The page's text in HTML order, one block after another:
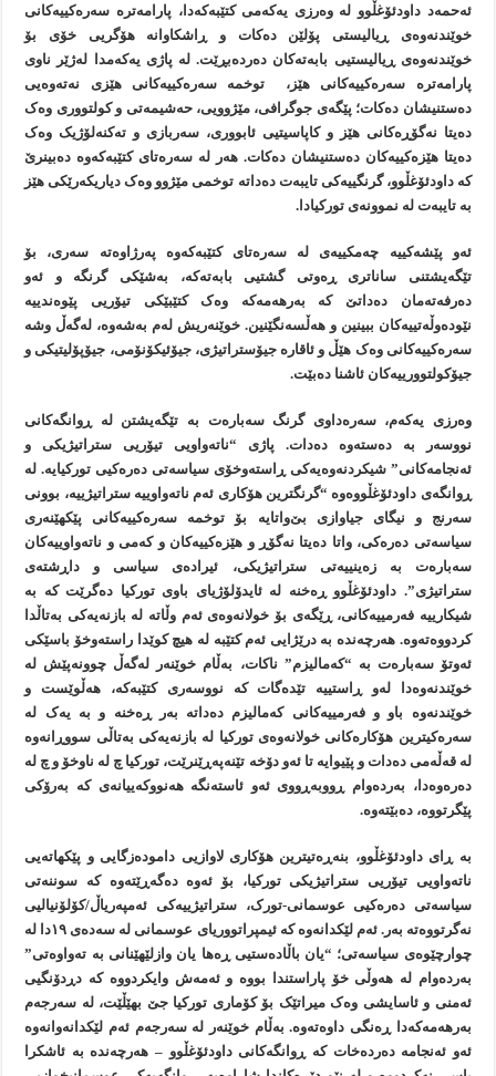
ئەحمەد داودئۆغڵوو لە وەرزی یەکەمی کتێبەکەدا، پارامەترە سەرەکییەکانی
خوێندنەوەی ڕیالیستی پۆلێن دەکات و ڕاشکاوانە هۆگریی خۆی بۆ
خوێندنەوەی ڕیالیستیی بابەتەکان دەردەبڕێت. لە پاژی یەکەمدا لەژێر ناوی
پارامەترە سەرەکییەکانی هێز، توخمە سەرەکییەکانی هێزی نەتەوەیی
دەستنیشان دەکات؛ پێگەی جوگرافی، مێژوویی، حەشیمەتی و کولتووری وەک
دەیتا نەگۆڕەکانی هێز و کاپاسیتیی ئابووری، سەربازی و تەکنەلۆژیک وەک
دەیتا هێزەکییەکان دەستنیشان دەکات. هەر لە سەرەتای کتێبەکەوە دەبینرێ
کە داودئۆغڵوو، گرنگییەکی تایبەت دەداتە توخمی مێژوو وەک دیاریکەرێکی هێز
بە تایبەت لە نموونەی تورکیادا.
ئەو پێشەکییە چەمکییەی لە سەرەتای کتێبەکەوە پەرژاوەتە سەری، بۆ
تێگەیشتنی ساناتری ڕەوتی گشتیی بابەتەکە، بەشێکی گرنگە و ئەو
دەرفەتەمان دەداتێ کە بەرهەمەکە وەک کتێبێکی تیۆریی پێوەندییە
نێودەوڵەتییەکان ببینین و هەڵسەنگێنین. خوێنەریش لەم بەشەوە، لەگەڵ وشە
سەرەکییەکانی وەک هێڵ و ئاقارە جیۆستراتیژی، جیۆئیکۆنۆمی، جیۆپۆلیتیکی و
جیۆکولتوورییەکان ئاشنا دەبێت.
وەرزی یەکەم، سەرەداوی گرنگ سەبارەت بە تێگەیشتن لە ڕوانگەکانی
نووسەر بە دەستەوە دەدات. پاژی “ناتەواویی تیۆریی ستراتیژیکی و
ئەنجامەکانی” شیکردنەوەیەکی ڕاستەوخۆی سیاسەتی دەرەکیی تورکیایە. لە
ڕوانگەی داودئۆغڵووەوە “گرنگترین هۆکاری ئەم ناتەواوییە ستراتیژییە، بوونی
سەرنج و نیگای جیاوازی بێ‌واتایە بۆ توخمە سەرەکییەکانی پێکهێنەری
سیاسەتی دەرەکی، واتا دەیتا نەگۆڕ و هێزەکییەکان و کەمی و ناتەواوییەکان
سەبارەت بە زەینییەتی ستراتیژیکی، ئیرادەی سیاسی و داڕشتەی
ستراتیژی”. داودئۆغڵوو ڕەخنە لە ئایدۆلۆژیای باوی تورکیا دەگرێت کە بە
شیکارییە فەرمییەکانی، ڕێگەی بۆ خولانەوەی ئەم وڵاتە لە بازنەیەکی بەتاڵدا
کردووەتەوە. هەرچەندە بە درێژایی ئەم کتێبە لە هیچ کوێدا راستەوخۆ باسێکی
ئەوتۆ سەبارەت بە “کەمالیزم” ناکات، بەڵام خوێنەر لەگەڵ چوونەپێش لە
خوێندنەوەدا لەو ڕاستییە تێدەگات کە نووسەری کتێبەکە، هەڵوێست و
خوێندنەوە باو و فەرمییەکانی کەمالیزم دەداتە بەر ڕەخنە و بە یەک لە
سەرەکیترین هۆکارەکانی خولانەوەی تورکیا لە بازنەیەکی بەتاڵی سووڕانەوە
لە قەڵەمی دەدات و پێیوایە تا ئەو دۆخە تێنەپەڕێنرێت، تورکیا چ لە ناوخۆ و چ لە
دەرەوەدا، بەردەوام ڕووبەڕووی ئەو ئاستەنگە هەنووکەییانەی کە بەرۆکی
پێگرتووە، دەبێتەوە.
بە ڕای داودئۆغڵوو، بنەڕەتیترین هۆکاری لاوازیی دامودەزگایی و پێکهاتەیی
ناتەواویی تیۆریی ستراتیژیکی تورکیا، بۆ ئەوە دەگەڕێتەوە کە سوننەتی
سیاسەتی دەرەکیی عوسمانی-تورک، ستراتیژییەکی ئەمپەریاڵ/کۆلۆنیالیی
نەگرتووەتە بەر. ئەم لێکدانەوە کە ئیمپراتووریای عوسمانی لە سەدەی ١٩دا لە
چوارچێوەی سیاسەتی؛ “یان باڵادەستیی ڕەها یان وازلێهێنانی بە تەواوەتی”
بەردەوام لە هەوڵی خۆ پاراستندا بووە و ئەمەش وایکردووە کە دڕدۆنگیی
ئەمنی و ئاسایشی وەک میراتێک بۆ کۆماری تورکیا جێ بهێڵێت، لە سەرجەم
بەرهەمەکەدا ڕەنگی داوەتەوە. بەڵام خوێنەر لە سەرجەم ئەم لێکدانەوانەوە
ئەو ئەنجامە دەردەخات کە ڕوانگەکانی داودئۆغڵوو – هەرچەندە بە ئاشکرا